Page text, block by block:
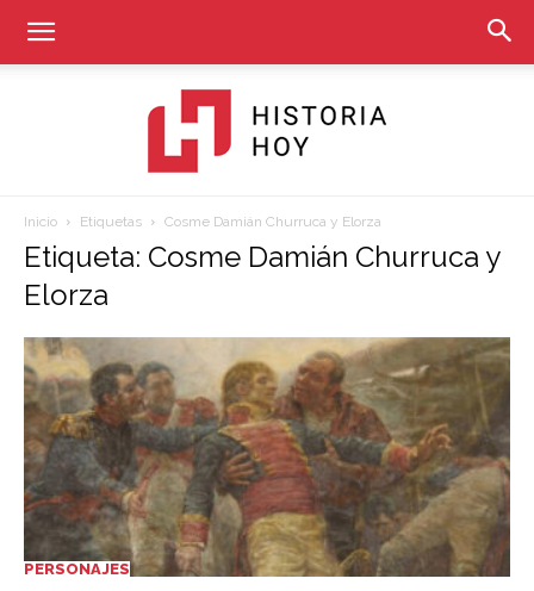
Historia
Hoy
Inicio Etiquetas Cosme Damián Churruca y Elorza
Etiqueta: Cosme Damián Churruca y
Elorza
PERSONAJES